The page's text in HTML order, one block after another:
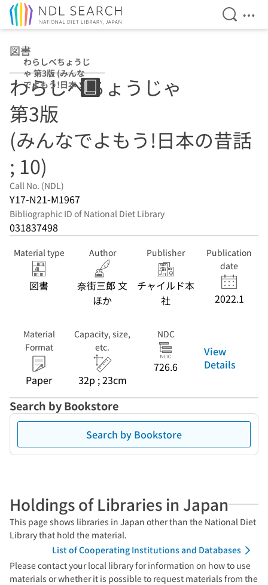
Open
図書
わらしべちょうじ
ゃ 第3版 (みんな
でよもう!日本の
昔話 ; 10)
わらしべちょうじゃ
第3版
(みんなでよもう!日本の昔話
; 10)
Call No. (NDL)
Y17-N21-M1967
Bibliographic ID of National Diet Library
031837498
Material type
図書
Author
奈街三郎 文
ほか
Publisher
チャイルド本
社
Publication
date
2022.1
Material
Format
Paper
Capacity, size,
etc.
32p ; 23cm
NDC
726.6
View
Details
Search by Bookstore
Search by Bookstore
Holdings of Libraries in Japan
This page shows libraries in Japan other than the National Diet
Library that hold the material.
List of Cooperating Institutions and Databases
Please contact your local library for information on how to use
materials or whether it is possible to request materials from the